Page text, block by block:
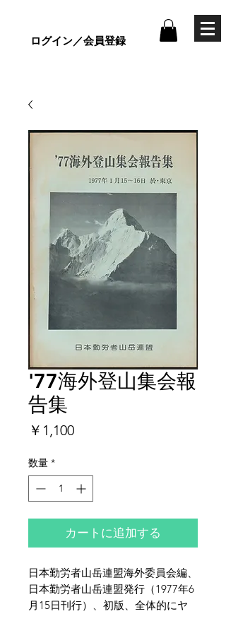
ログイン／会員登録
'77海外登山集会報
告集
￥1,100価
数量 *
カートに追加する
日本勤労者山岳連盟海外委員会編、
日本勤労者山岳連盟発行（1977年6
月15日刊行）、初版、全体的にヤ